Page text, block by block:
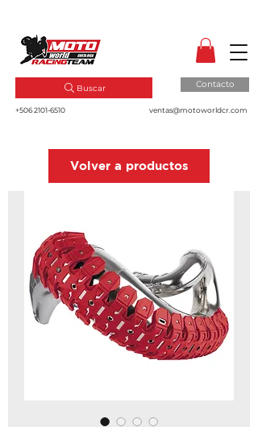
Buscar Contacto
+506 2101-6510 ventas@motoworldcr.com
Volver a productos